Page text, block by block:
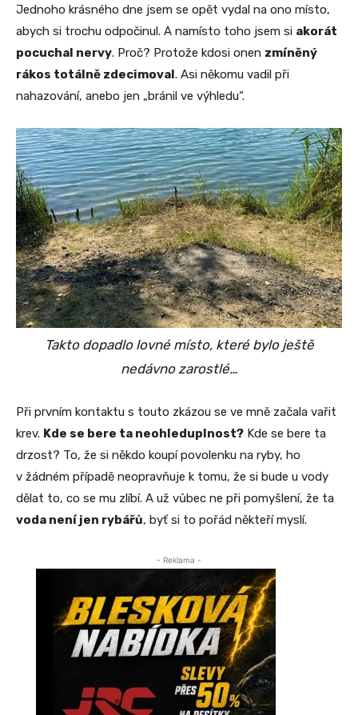
Jednoho krásného dne jsem se opět vydal na ono místo,
abych si trochu odpočinul. A namísto toho jsem si akorát
pocuchal nervy. Proč? Protože kdosi onen zmíněný
rákos totálně zdecimoval. Asi někomu vadil při
nahazování, anebo jen „bránil ve výhledu“.
Takto dopadlo lovné místo, které bylo ještě
nedávno zarostlé…
Při prvním kontaktu s touto zkázou se ve mně začala vařit
krev. Kde se bere ta neohleduplnost? Kde se bere ta
drzost? To, že si někdo koupí povolenku na ryby, ho
v žádném případě neopravňuje k tomu, že si bude u vody
dělat to, co se mu zlíbí. A už vůbec ne při pomyšlení, že ta
voda není jen rybářů, byť si to pořád někteří myslí.
- Reklama -